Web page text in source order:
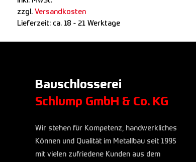
zzgl. Versandkosten
Lieferzeit: ca. 18 - 21 Werktage
Bauschlosserei
Schlump GmbH & Co. KG
Wir stehen für Kompetenz, handwerkliches
Können und Qualität im Metallbau seit 1995
mit vielen zufriedene Kunden aus dem